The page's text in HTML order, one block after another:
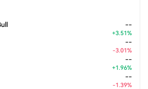
--
+3.51%
--
-3.01%
--
+1.96%
--
-1.39%